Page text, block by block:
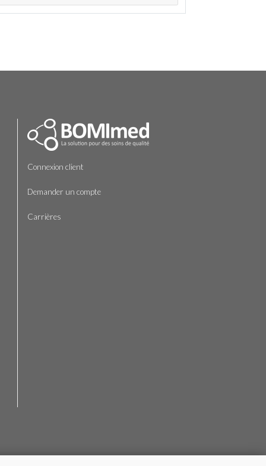
Connexion client
Demander un compte
Carrières